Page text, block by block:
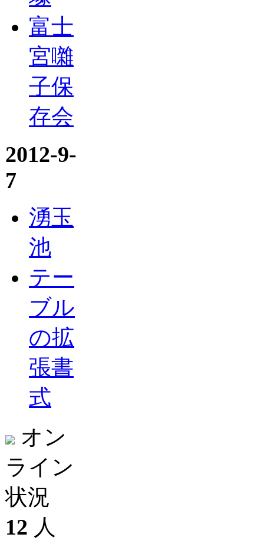
富士
宮囃
子保
存会
2012-9-
7
湧玉
池
テー
ブル
の拡
張書
式
オン
ライン
状況
12 人